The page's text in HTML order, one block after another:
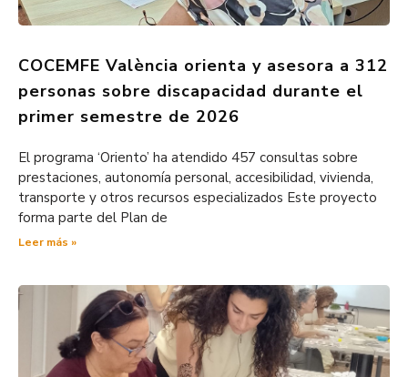
COCEMFE València orienta y asesora a 312
personas sobre discapacidad durante el
primer semestre de 2026
El programa ‘Oriento’ ha atendido 457 consultas sobre
prestaciones, autonomía personal, accesibilidad, vivienda,
transporte y otros recursos especializados Este proyecto
forma parte del Plan de
Leer más »